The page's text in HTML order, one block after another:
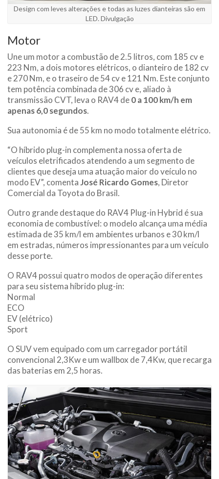
Design com leves alterações e todas as luzes dianteiras são em
LED. Divulgação
Motor
Une um motor a combustão de 2.5 litros, com 185 cv e
223 Nm, a dois motores elétricos, o dianteiro de 182 cv
e 270 Nm, e o traseiro de 54 cv e 121 Nm. Este conjunto
tem potência combinada de 306 cv e, aliado à
transmissão CVT, leva o RAV4 de0 a 100 km/h em
apenas 6,0 segundos.
Sua autonomia é de 55 km no modo totalmente elétrico.
“O híbrido plug-in complementa nossa oferta de
veículos eletrificados atendendo a um segmento de
clientes que deseja uma atuação maior do veículo no
modo EV”, comentaJosé Ricardo Gomes, Diretor
Comercial da Toyota do Brasil.
Outro grande destaque do RAV4 Plug-in Hybrid é sua
economia de combustível: o modelo alcança uma média
estimada de 35 km/l em ambientes urbanos e 30 km/l
em estradas, números impressionantes para um veículo
desse porte.
O RAV4 possui quatro modos de operação diferentes
para seu sistema híbrido plug-in:
Normal
ECO
EV (elétrico)
Sport
O SUV vem equipado com um carregador portátil
convencional 2,3Kw e um wallbox de 7,4Kw, que recarga
das baterias em 2,5 horas.